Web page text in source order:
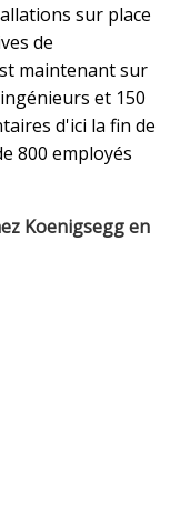
sur place
de
maintenant sur
et 150
d'ici la fin de
800 employés
Koenigsegg en